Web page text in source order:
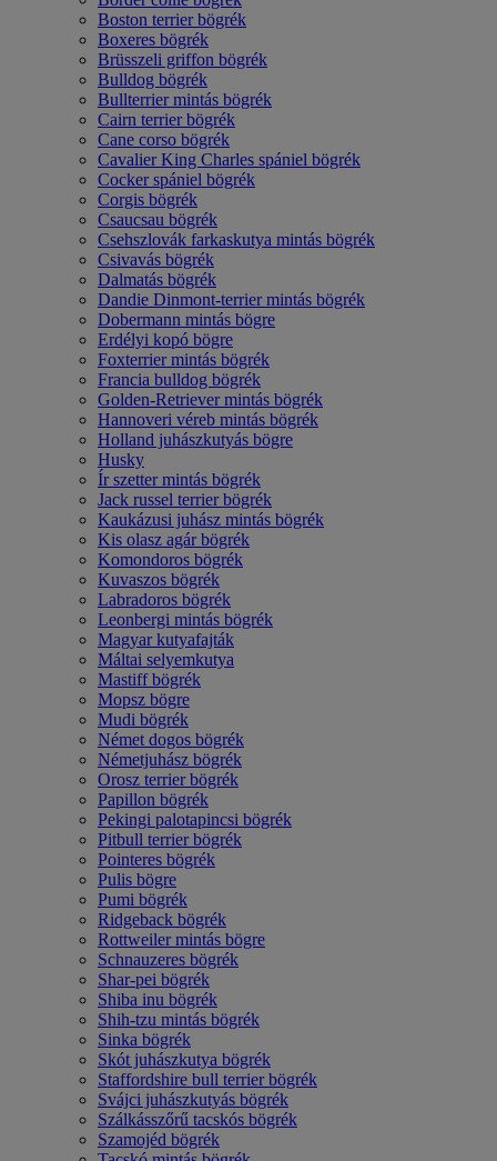
Boston terrier bögrék
Boxeres bögrék
Brüsszeli griffon bögrék
Bulldog bögrék
Bullterrier mintás bögrék
Cairn terrier bögrék
Cane corso bögrék
Cavalier King Charles spániel bögrék
Cocker spániel bögrék
Corgis bögrék
Csaucsau bögrék
Csehszlovák farkaskutya mintás bögrék
Csivavás bögrék
Dalmatás bögrék
Dandie Dinmont-terrier mintás bögrék
Dobermann mintás bögre
Erdélyi kopó bögre
Foxterrier mintás bögrék
Francia bulldog bögrék
Golden-Retriever mintás bögrék
Hannoveri véreb mintás bögrék
Holland juhászkutyás bögre
Husky
Ír szetter mintás bögrék
Jack russel terrier bögrék
Kaukázusi juhász mintás bögrék
Kis olasz agár bögrék
Komondoros bögrék
Kuvaszos bögrék
Labradoros bögrék
Leonbergi mintás bögrék
Magyar kutyafajták
Máltai selyemkutya
Mastiff bögrék
Mopsz bögre
Mudi bögrék
Német dogos bögrék
Németjuhász bögrék
Orosz terrier bögrék
Papillon bögrék
Pekingi palotapincsi bögrék
Pitbull terrier bögrék
Pointeres bögrék
Pulis bögre
Pumi bögrék
Ridgeback bögrék
Rottweiler mintás bögre
Schnauzeres bögrék
Shar-pei bögrék
Shiba inu bögrék
Shih-tzu mintás bögrék
Sinka bögrék
Skót juhászkutya bögrék
Staffordshire bull terrier bögrék
Svájci juhászkutyás bögrék
Szálkásszőrű tacskós bögrék
Szamojéd bögrék